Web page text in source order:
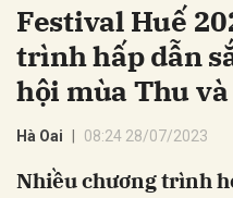
Festival Huế
trình hấp dẫn
hội mùa Thu
Hà Oai 08:24 28/07/2023
Nhiều chương trình